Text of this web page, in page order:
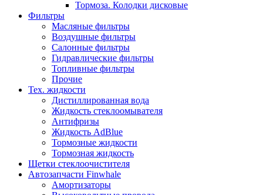
Тормоза. Колодки дисковые
Фильтры
Масляные фильтры
Воздушные фильтры
Салонные фильтры
Гидравлические фильтры
Топливные фильтры
Прочие
Тех. жидкости
Дистиллированная вода
Жидкость стеклоомывателя
Антифризы
Жидкость AdBlue
Тормозные жидкости
Тормозная жидкость
Щетки стеклоочистителя
Автозапчасти Finwhale
Амортизаторы